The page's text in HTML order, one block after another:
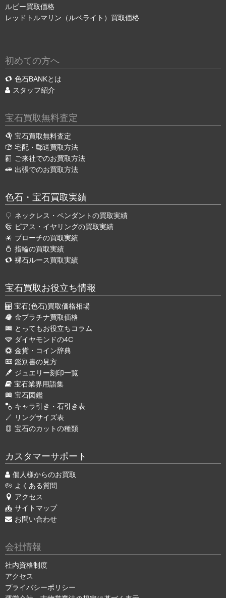
ルビー買取価格
レッドトルマリン（ルベライト）買取価格
初めての方へ
色石BANKとは
スタッフ紹介
宝石買取無料査定
宝石買取無料査定
宅配・郵送買取方法
ご来社でのお買取方法
出張でのお買取方法
色石・宝石買取実績
ネックレス・ペンダントの買取実績
ピアス・イヤリングの買取実績
ブローチの買取実績
指輪の買取実績
裸石ルース買取実績
宝石買取お役立ち情報
宝石(色石)買取価格相場
金プラチナ買取価格
とってもお役立ちコラム
ダイヤモンドの4C
金貨・コイン辞典
鑑別書の見方
ジュエリー刻印一覧
宝石業界用語集
宝石図鑑
キャラ引き・石引き表
リングサイズ表
宝石のカットの種類
カスタマーサポート
個人様からのお買取
よくある質問
アクセス
サイトマップ
お問い合わせ
会社情報
社内資格制度
アクセス
プライバシーポリシー